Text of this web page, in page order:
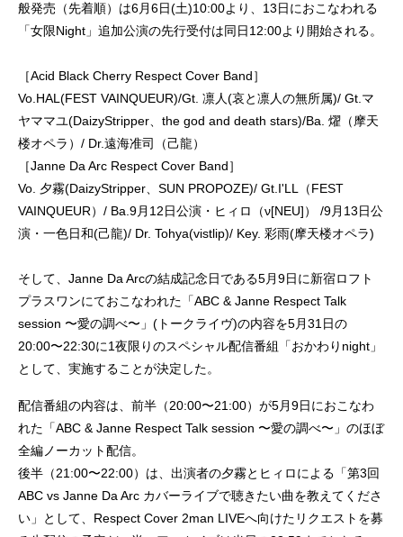
般発売（先着順）は6月6日(土)10:00より、13日におこなわれる
「女限Night」追加公演の先行受付は同日12:00より開始される。
［Acid Black Cherry Respect Cover Band］
Vo.HAL(FEST VAINQUEUR)/Gt. 凛人(哀と凛人の無所属)/ Gt.マ
ヤママユ(DaizyStripper、the god and death stars)/Ba. 燿（摩天
楼オペラ）/ Dr.遠海准司（己龍）
［Janne Da Arc Respect Cover Band］
Vo. 夕霧(DaizyStripper、SUN PROPOZE)/ Gt.I'LL（FEST
VAINQUEUR）/ Ba.9月12日公演・ヒィロ（ν[NEU]） /9月13日公
演・一色日和(己龍)/ Dr. Tohya(vistlip)/ Key. 彩雨(摩天楼オペラ)
そして、Janne Da Arcの結成記念日である5月9日に新宿ロフト
プラスワンにておこなわれた「ABC & Janne Respect Talk
session 〜愛の調べ〜」(トークライヴ)の内容を5月31日の
20:00〜22:30に1夜限りのスペシャル配信番組「おかわりnight」
として、実施することが決定した。
配信番組の内容は、前半（20:00〜21:00）が5月9日におこなわ
れた「ABC & Janne Respect Talk session 〜愛の調べ〜」のほぼ
全編ノーカット配信。
後半（21:00〜22:00）は、出演者の夕霧とヒィロによる「第3回
ABC vs Janne Da Arc カバーライブで聴きたい曲を教えてくださ
い」として、Respect Cover 2man LIVEへ向けたリクエストを募